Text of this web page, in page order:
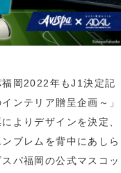
岡2022年もJ1決定記
ンテリア贈呈企画～」
よりデザインを決定、
ブレムを背中にあしら
パ福岡の公式マスコッ